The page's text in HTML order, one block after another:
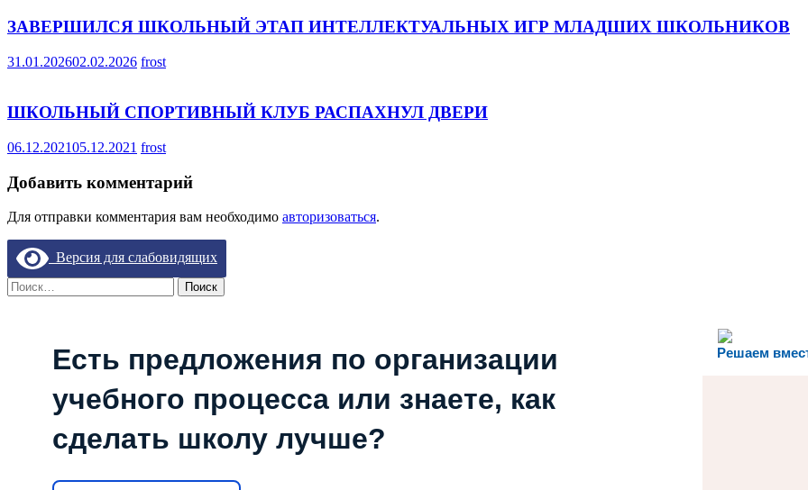
ЗАВЕРШИЛСЯ ШКОЛЬНЫЙ ЭТАП ИНТЕЛЛЕКТУАЛЬНЫХ ИГР МЛАДШИХ ШКОЛЬНИКОВ
31.01.202602.02.2026 frost
ШКОЛЬНЫЙ СПОРТИВНЫЙ КЛУБ РАСПАХНУЛ ДВЕРИ
06.12.202105.12.2021 frost
Добавить комментарий
Для отправки комментария вам необходимо авторизоваться.
Версия для слабовидящих
Найти:
Решаем
Есть предложения по организации
учебного процесса или знаете, как
сделать школу лучше?